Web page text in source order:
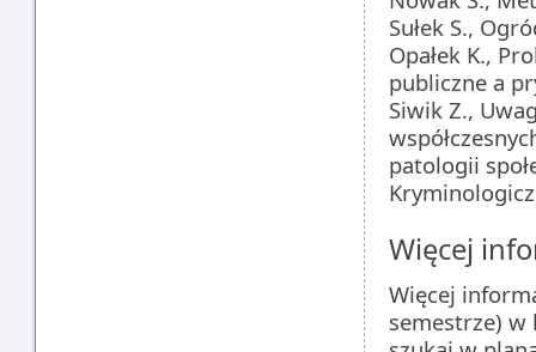
Sułek S.,
Opałek K.,
publiczne a
Siwik Z.,
patologii
Więcej
Więcej
semestrze)